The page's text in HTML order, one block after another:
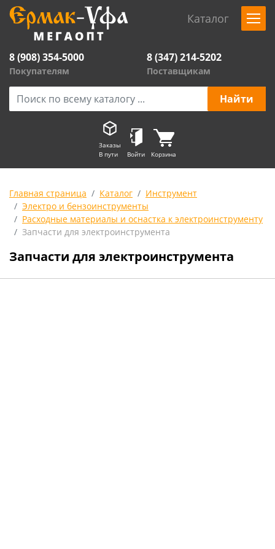
Каталог
8 (908) 354-5000
Покупателям
8 (347) 214-5202
Поставщикам
Заказы
В пути
Войти Корзина
Главная страница Каталог
Инструмент
Электро и бензоинструменты
Расходные материалы и оснастка к электроинструменту
Запчасти для электроинструмента
Запчасти для электроинструмента